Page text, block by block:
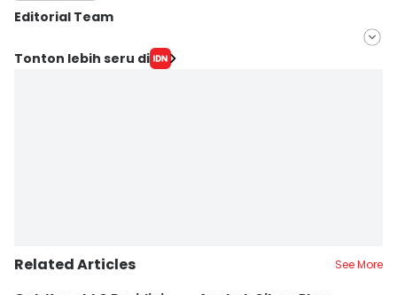
Editorial Team
Editor
Tonton lebih seru di
Related Articles See More